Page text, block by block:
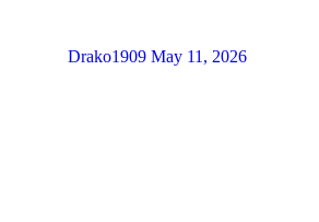
Drako1909 May 11, 2026